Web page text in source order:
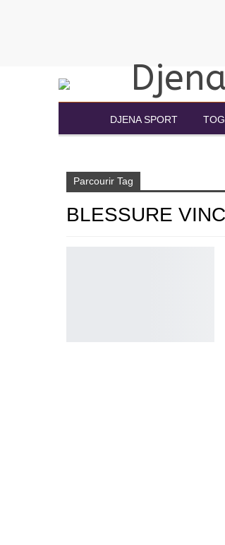
DJENA SPORT
Parcourir Tag
BLESSURE